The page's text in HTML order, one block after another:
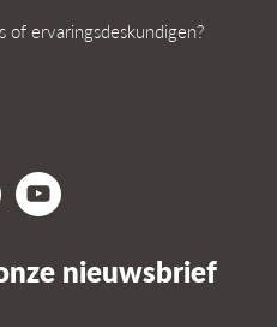
ervaringsdeskundigen?
nieuwsbrief